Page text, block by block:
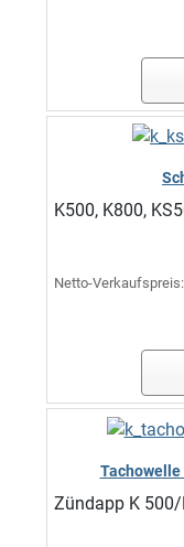
K500, K800,
Netto-Verkaufspreis:
Zündapp K 500/